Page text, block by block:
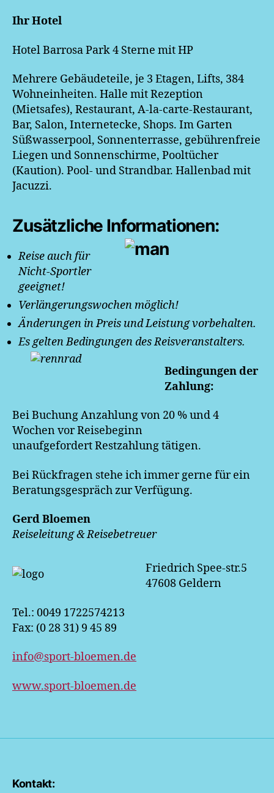
Ihr Hotel
Hotel Barrosa Park 4 Sterne mit HP
Mehrere Gebäudeteile, je 3 Etagen, Lifts, 384
Wohneinheiten. Halle mit Rezeption
(Mietsafes), Restaurant, A-la-carte-Restaurant,
Bar, Salon, Internetecke, Shops. Im Garten
Süßwasserpool, Sonnenterrasse, gebührenfreie
Liegen und Sonnenschirme, Pooltücher
(Kaution). Pool- und Strandbar. Hallenbad mit
Jacuzzi.
Zusätzliche Informationen:
Reise auch für
Nicht-Sportler
geeignet!
Verlängerungswochen möglich!
Änderungen in Preis und Leistung vorbehalten.
Es gelten Bedingungen des Reisveranstalters.
Bedingungen der
Zahlung:
Bei Buchung Anzahlung von 20 % und 4
Wochen vor Reisebeginn
unaufgefordert Restzahlung tätigen.
Bei Rückfragen stehe ich immer gerne für ein
Beratungsgespräch zur Verfügung.
Gerd Bloemen
Reiseleitung & Reisebetreuer
Friedrich Spee-str.5
47608 Geldern
Tel.: 0049 1722574213
Fax: (0 28 31) 9 45 89
info@sport-bloemen.de
www.sport-bloemen.de
Kontakt: